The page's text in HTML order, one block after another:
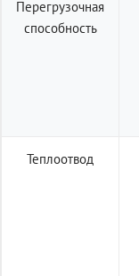
Перегрузочная
способность
Теплоотвод